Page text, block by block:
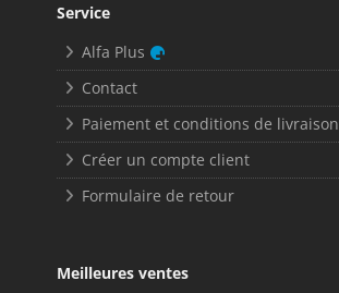
Service
Alfa Plus
Contact
Paiement et conditions de livraison
Créer un compte client
Formulaire de retour
Meilleures ventes